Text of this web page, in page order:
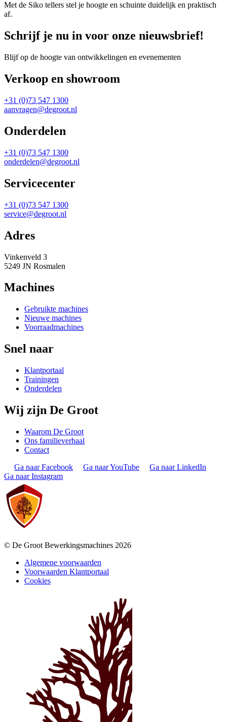
Met de Siko tellers stel je hoogte en schuinte duidelijk en praktisch
af.
Schrijf je nu in voor onze nieuwsbrief!
Blijf op de hoogte van ontwikkelingen en evenementen
Verkoop en showroom
+31 (0)73 547 1300
aanvragen@degroot.nl
Onderdelen
+31 (0)73 547 1300
onderdelen@degroot.nl
Servicecenter
+31 (0)73 547 1300
service@degroot.nl
Adres
Vinkenveld 3
5249 JN Rosmalen
Machines
Gebruikte machines
Nieuwe machines
Voorraadmachines
Snel naar
Klantportaal
Trainingen
Onderdelen
Wij zijn De Groot
Waarom De Groot
Ons familieverhaal
Contact
Ga naar Facebook
Ga naar YouTube
Ga naar LinkedIn
Ga naar Instagram
© De Groot Bewerkingsmachines 2026
Algemene voorwaarden
Voorwaarden Klantportaal
Cookies